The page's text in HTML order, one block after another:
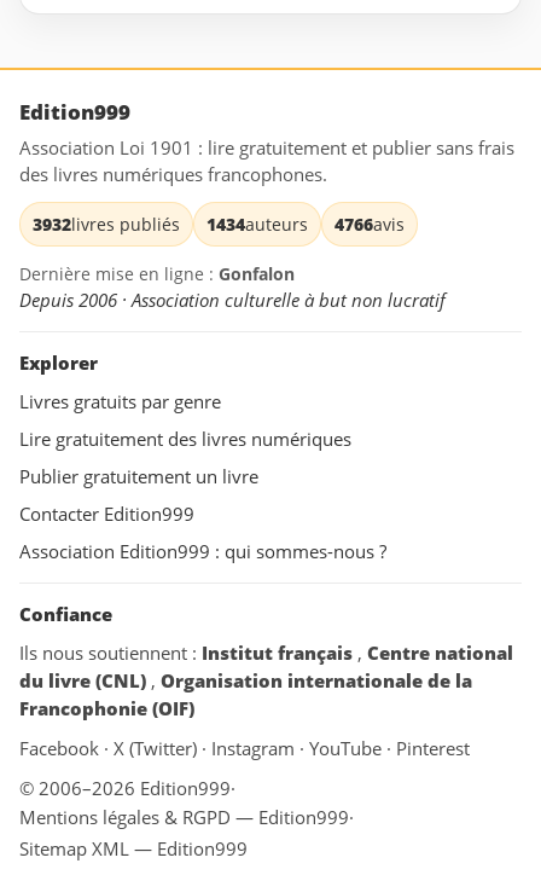
Edition999
Association Loi 1901 : lire gratuitement et publier sans frais
des livres numériques francophones.
3932livres publiés 1434auteurs 4766avis
Dernière mise en ligne : Gonfalon
Depuis 2006 · Association culturelle à but non lucratif
Explorer
Livres gratuits par genre
Lire gratuitement des livres numériques
Publier gratuitement un livre
Contacter Edition999
Association Edition999 : qui sommes-nous ?
Confiance
Ils nous soutiennent : Institut français , Centre national
du livre (CNL) , Organisation internationale de la
Francophonie (OIF)
Facebook · X (Twitter) · Instagram · YouTube · Pinterest
© 2006–2026 Edition999·
Mentions légales & RGPD — Edition999·
Sitemap XML — Edition999